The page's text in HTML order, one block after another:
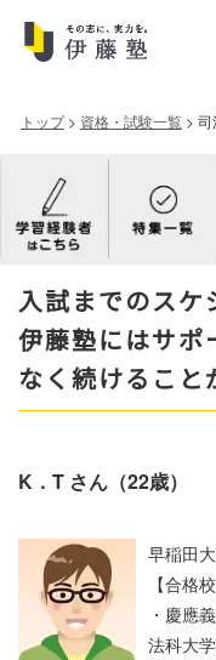
トップ> 資格・試験一覧 > 司
入試までのスケ
伊藤塾にはサポ
なく続けること
K．T さん（22歳）
早稲田
【合格校
・慶應
法科大